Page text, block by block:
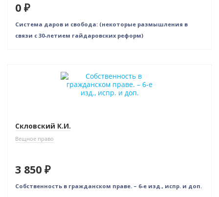
0 ₽
Система даров и свобода: (некоторые размышления в
связи с 30-летием гайдаровских реформ)
Скловский К.И.
Вещное право
3 850 ₽
Собственность в гражданском праве. – 6-е изд., испр. и доп.